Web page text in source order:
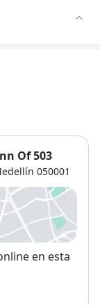
Of 503
050001
nueva
en esta